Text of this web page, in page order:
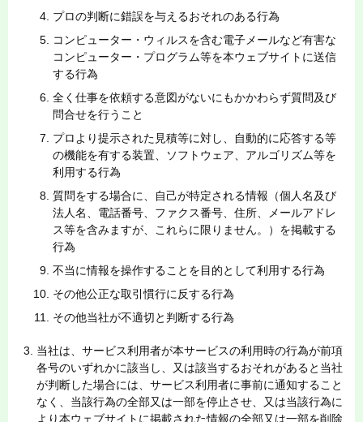
プロの判断に錯誤を与えるおそれのある行為
コンピューター・ウィルスを含む電子メールなど有害な
コンピューター・プログラム等を本ウェブサイトに送信
する行為
全く仕事を依頼する意図がないにもかかわらず質問及び
問合せを行うこと
プロより提示された見積等に対し、自動的に応答する等
の機能を有する装置、ソフトウェア、アルゴリズム等を
利用する行為
質問をする場合に、自己が特定される情報（個人名及び
法人名、電話番号、ファクス番号、住所、メールアドレ
ス等を含みますが、これらに限りません。）を掲載する
行為
不当に情報を操作することを目的として利用する行為
その他公正な取引慣行に反する行為
その他当社が不適切と判断する行為
当社は、サービス利用者が本サービスの利用時の行為が前項
各号のいずれかに該当し、又は該当するおそれがあると当社
が判断した場合には、サービス利用者に事前に通知すること
なく、当該行為の全部又は一部を停止させ、又は当該行為に
より本ウェブサイトに掲載された情報の全部又は一部を削除